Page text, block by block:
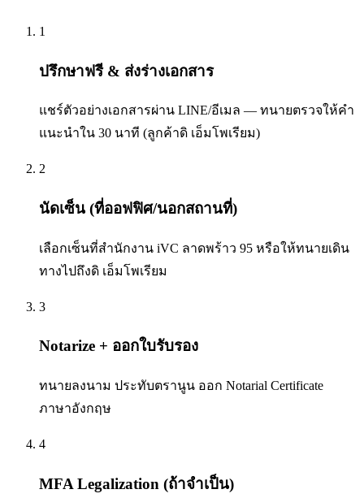
1
ปรึกษาฟรี & ส่งร่างเอกสาร
แชร์ตัวอย่างเอกสารผ่าน LINE/อีเมล — ทนายตรวจให้คำ
แนะนำใน 30 นาที (ลูกค้าดิ เอ็มโพเรียม)
2
นัดเซ็น (ที่ออฟฟิศ/นอกสถานที่)
เลือกเซ็นที่สำนักงาน iVC ลาดพร้าว 95 หรือให้ทนายเดิน
ทางไปถึงดิ เอ็มโพเรียม
3
Notarize + ออกใบรับรอง
ทนายลงนาม ประทับตรานูน ออก Notarial Certificate
ภาษาอังกฤษ
4
MFA Legalization (ถ้าจำเป็น)